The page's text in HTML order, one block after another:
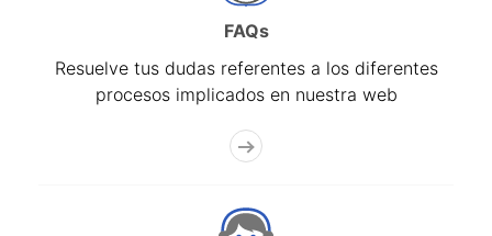
FAQs
Resuelve tus dudas referentes a los diferentes
procesos implicados en nuestra web